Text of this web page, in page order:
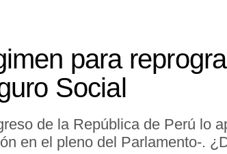
para
Social
de la República de Perú lo
en el pleno del Parlamento-.